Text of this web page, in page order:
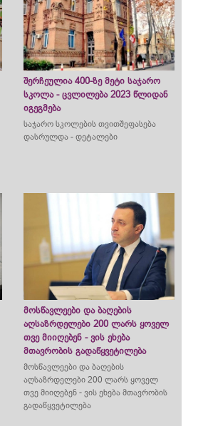
შერჩეულია 400-ზე მეტი საჯარო
სკოლა - ცვლილება 2023 წლიდან
იგეგმება
საჯარო სკოლების თვითშეფასება
დასრულდა - დეტალები
მოსწავლეები და ბაღების
აღსაზრდელები 200 ლარს ყოველ
თვე მიიღებენ - ვის ეხება
მთავრობის გადაწყვეტილება
მოსწავლეები და ბაღების
აღსაზრდელები 200 ლარს ყოველ
თვე მიიღებენ - ვის ეხება მთავრობის
გადაწყვეტილება